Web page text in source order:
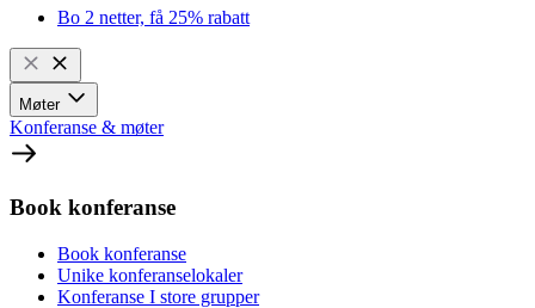
Bo 2 netter, få 25% rabatt
Møter
Konferanse & møter
Book konferanse
Book konferanse
Unike konferanselokaler
Konferanse I store grupper